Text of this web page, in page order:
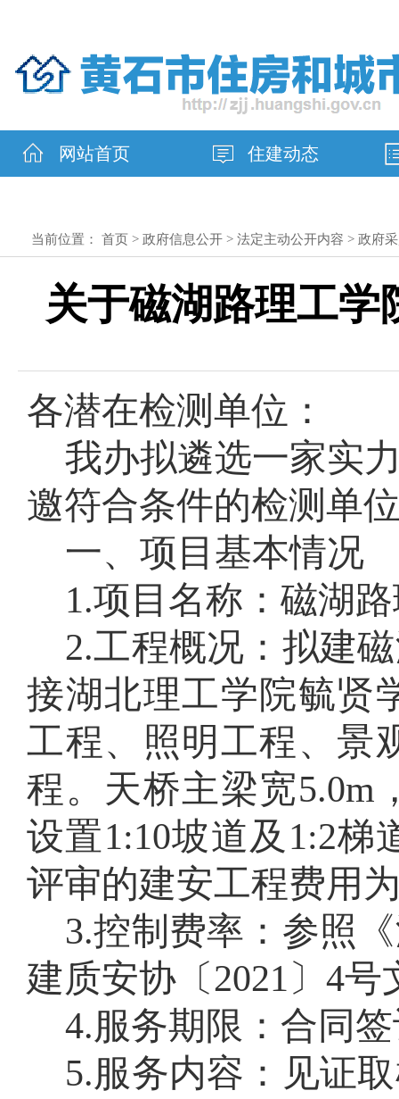
网站首页 住建动态
当前位置： 首页 > 政府信息公开 > 法定主动公开内容 > 政府
关于磁湖路理工学
各潜在检测单位：
我办拟遴选一家实
邀符合条件的检测单
一、项目基本情况
1.项目名称：磁湖
2.工程概况： 拟建
接湖北理工学院毓贤
工程、照明工程、景
程。天桥主梁宽5.0m
设置1:10坡道及1:2梯
评审的建安工程费用
3.控制 费率 ： 参照
建质安协〔2021〕4
4.服务期限： 合同
5.服务内容：见证